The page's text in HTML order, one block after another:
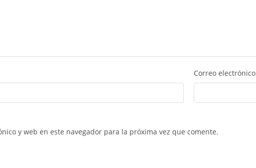
Correo electrónico
y web en este navegador para la próxima vez que comente.